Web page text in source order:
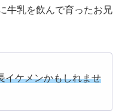
牛乳を飲んで育ったお兄
イケメンかもしれませ